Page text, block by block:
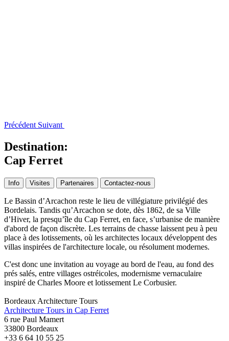
Précédent Suivant
Destination:
Cap Ferret
Info Visites Partenaires Contactez-nous
Le Bassin d’Arcachon reste le lieu de villégiature privilégié des
Bordelais. Tandis qu’Arcachon se dote, dès 1862, de sa Ville
d’Hiver, la presqu’île du Cap Ferret, en face, s’urbanise de manière
d'abord de façon discrète. Les terrains de chasse laissent peu à peu
place à des lotissements, où les architectes locaux développent des
villas inspirées de l'architecture locale, ou résolument modernes.
C'est donc une invitation au voyage au bord de l'eau, au fond des
prés salés, entre villages ostréicoles, modernisme vernaculaire
inspiré de Charles Moore et lotissement Le Corbusier.
Bordeaux Architecture Tours
Architecture Tours in Cap Ferret
6 rue Paul Mamert
33800 Bordeaux
+33 6 64 10 55 25